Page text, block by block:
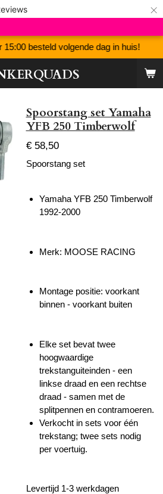
×
15:00 besteld volgende dag in huis!
Spoorstang set Yamaha
YFB 250 Timberwolf
€ 58,50
Spoorstang set
Yamaha YFB 250 Timberwolf
1992-2000
Merk: MOOSE RACING
Montage positie: voorkant
binnen - voorkant buiten
Elke set bevat twee
hoogwaardige
trekstanguiteinden - een
linkse draad en een rechtse
draad - samen met de
splitpennen en contramoeren.
Verkocht in sets voor één
trekstang; twee sets nodig
per voertuig.
Levertijd 1-3 werkdagen